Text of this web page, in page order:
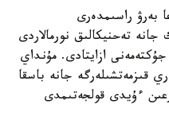
بەرۋ راسىمدەرى
تەحنيكالىق نورمالاردى
جۇكتەمەنى ازايتادى. مۇنداي
قىزمەتشىلەرگە جانە باسقا
ءۇيدى قولجەتىمدى